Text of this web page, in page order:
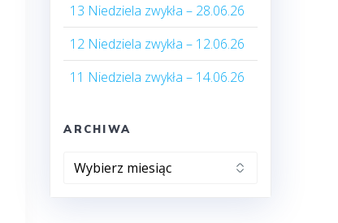
13 Niedziela zwykła – 28.06.26
12 Niedziela zwykła – 12.06.26
11 Niedziela zwykła – 14.06.26
ARCHIWA
Archiwa